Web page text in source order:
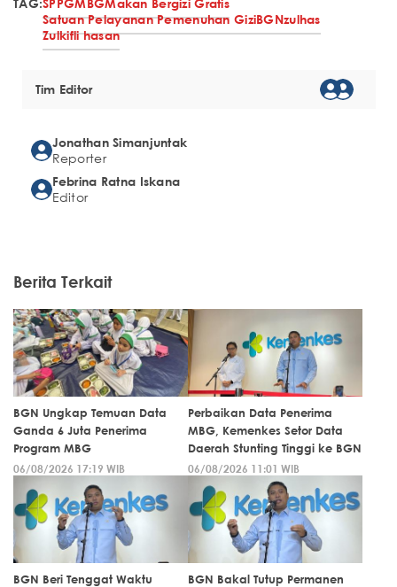
Satuan Pelayanan Pemenuhan GiziBGNzulhas
Zulkifli hasan
Tim Editor
Jonathan Simanjuntak
Reporter
Febrina Ratna Iskana
Editor
Berita Terkait
BGN Ungkap Temuan Data
Ganda 6 Juta Penerima
Program MBG
06/08/2026 17:19 WIB
Perbaikan Data Penerima
MBG, Kemenkes Setor Data
Daerah Stunting Tinggi ke BGN
06/08/2026 11:01 WIB
BGN Beri Tenggat Waktu
BGN Bakal Tutup Permanen